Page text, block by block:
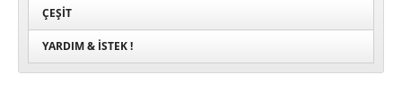
ÇEŞIT
YARDIM & İSTEK !